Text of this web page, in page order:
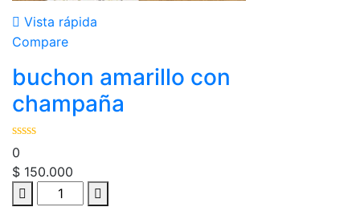
Vista rápida
Compare
buchon amarillo con
champaña
0
$ 150.000